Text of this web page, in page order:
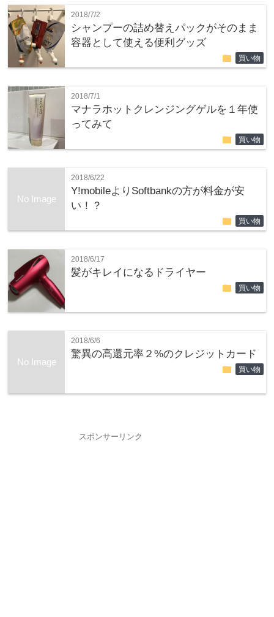
2018/7/2
シャンプーの詰め替えパックがそのまま
容器として使える便利グッズ
folder 買い物
2018/7/1
マナラホットクレンジングゲルを１年使
ってみて
folder 買い物
No Image
2018/6/22
Y!mobileよりSoftbankの方が料金が安
い！？
folder 買い物
2018/6/17
髪がキレイになるドライヤー
folder 買い物
No Image
2018/6/6
驚異の高還元率２%のクレジットカード
folder 買い物
スポンサーリンク